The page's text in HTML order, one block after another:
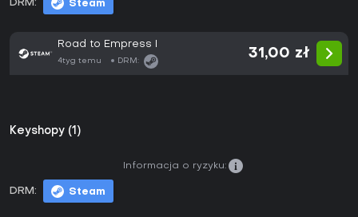
DRM: Steam
Road to Empress I
4tyg temu DRM:
31,00 zł
Keyshopy (1)
DRM: Steam
Informacja o ryzyku: